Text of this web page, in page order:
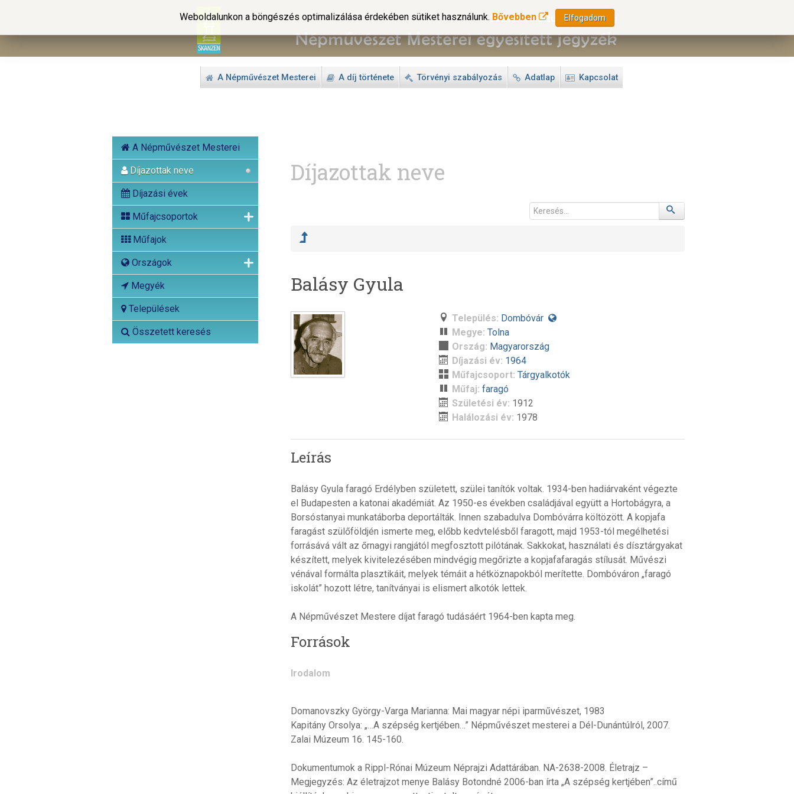
A Népművészet Mesterei A díj története Törvényi szabályozás Adatlap Kapcsolat
A Népművészet Mesterei
Díjazottak neve
Díjazási évek
Műfajcsoportok
Műfajok
Országok
Megyék
Települések
Összetett keresés
Weboldalunkon a böngészés optimalizálása érdekében sütiket használunk. Bővebben Elfogadom
Díjazottak neve
Balásy Gyula
Település: Dombóvár
Megye:Tolna
Ország: Magyarország
Díjazási év: 1964
Műfajcsoport:Tárgyalkotók
Műfaj:faragó
Születési év: 1912
Halálozási év: 1978
Leírás
Balásy Gyula faragó Erdélyben született, szülei tanítók voltak. 1934-ben hadiárvaként végezte
el Budapesten a katonai akadémiát. Az 1950-es években családjával együtt a Hortobágyra, a
Borsóstanyai munkatáborba deportálták. Innen szabadulva Dombóvárra költözött. A kopjafa
faragást szülőföldjén ismerte meg, előbb kedvtelésből faragott, majd 1953-tól megélhetési
forrásává vált az őrnagyi rangjától megfosztott pilótának. Sakkokat, használati és dísztárgyakat
készített, melyek kivitelezésében mindvégig megőrizte a kopjafafaragás stílusát. Művészi
vénával formálta plasztikáit, melyek témáit a hétköznapokból merítette. Dombóváron „faragó
iskolát” hozott létre, tanítványai is elismert alkotók lettek.
A Népművészet Mestere díjat faragó tudásáért 1964-ben kapta meg.
Források
Irodalom
Domanovszky György-Varga Marianna: Mai magyar népi iparművészet, 1983
Kapitány Orsolya: „…A szépség kertjében…” Népművészet mesterei a Dél-Dunántúlról, 2007.
Zalai Múzeum 16. 145-160.
Dokumentumok a Rippl-Rónai Múzeum Néprajzi Adattárában. NA-2638-2008. Életrajz –
Megjegyzés: Az életrajzot menye Balásy Botondné 2006-ban írta „A szépség kertjében”..című